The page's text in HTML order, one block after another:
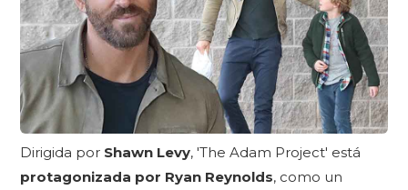
Dirigida por Shawn Levy, 'The Adam Project' está
protagonizada por Ryan Reynolds, como un